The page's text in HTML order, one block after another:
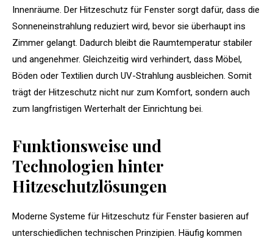
Innenräume. Der Hitzeschutz für Fenster sorgt dafür, dass die
Sonneneinstrahlung reduziert wird, bevor sie überhaupt ins
Zimmer gelangt. Dadurch bleibt die Raumtemperatur stabiler
und angenehmer. Gleichzeitig wird verhindert, dass Möbel,
Böden oder Textilien durch UV-Strahlung ausbleichen. Somit
trägt der Hitzeschutz nicht nur zum Komfort, sondern auch
zum langfristigen Werterhalt der Einrichtung bei.
Funktionsweise und
Technologien hinter
Hitzeschutzlösungen
Moderne Systeme für Hitzeschutz für Fenster basieren auf
unterschiedlichen technischen Prinzipien. Häufig kommen